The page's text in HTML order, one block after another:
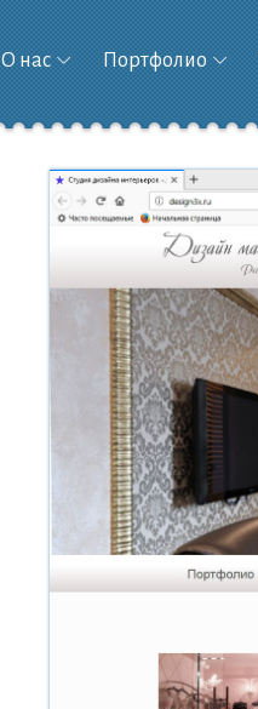
О нас Портфолио